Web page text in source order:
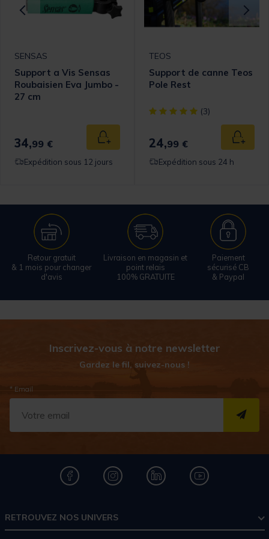
panier
SENSAS
Support a Vis Sensas
Roubaisien Eva Jumbo -
27 cm
34,99 € Ajouter au panier
Expédition sous 12 jours
TEOS
Support de canne Teos
Pole Rest
[object Object] out of 5
(3)
24,99 €
Expédition sous 24 h
Retour gratuit
& 1 mois pour changer
d'avis
Livraison en magasin et
point relais
100% GRATUITE
Paiement
sécurisé CB
& Paypal
Inscrivez-vous à notre newsletter
Gardez le fil, suivez-nous !
* Email
RETROUVEZ NOS UNIVERS